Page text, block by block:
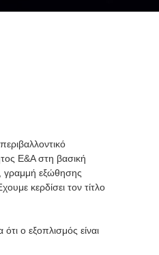
Ε&Α στη βασική
γραμμή εξώθησης
κερδίσει τον τίτλο
ο εξοπλισμός είναι